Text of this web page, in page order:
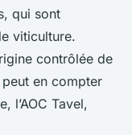
qui sont
viticulture.
contrôlée de
en compter
l’AOC Tavel,